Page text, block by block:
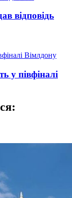
відповідь
у півфіналі